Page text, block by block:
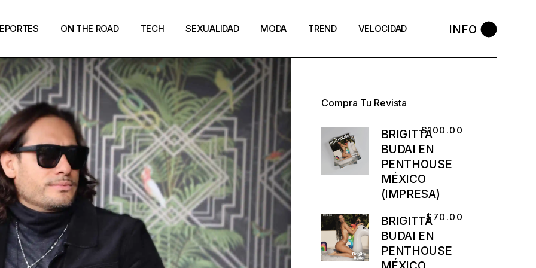
ON THE ROAD TECH SEXUALIDAD MODA TREND VELOCIDAD INFO
Compra Tu Revista
BRIGITTA
BUDAI EN
PENTHOUSE
MÉXICO
(IMPRESA)
$100.00
BRIGITTA
BUDAI EN
PENTHOUSE
$ 70.00